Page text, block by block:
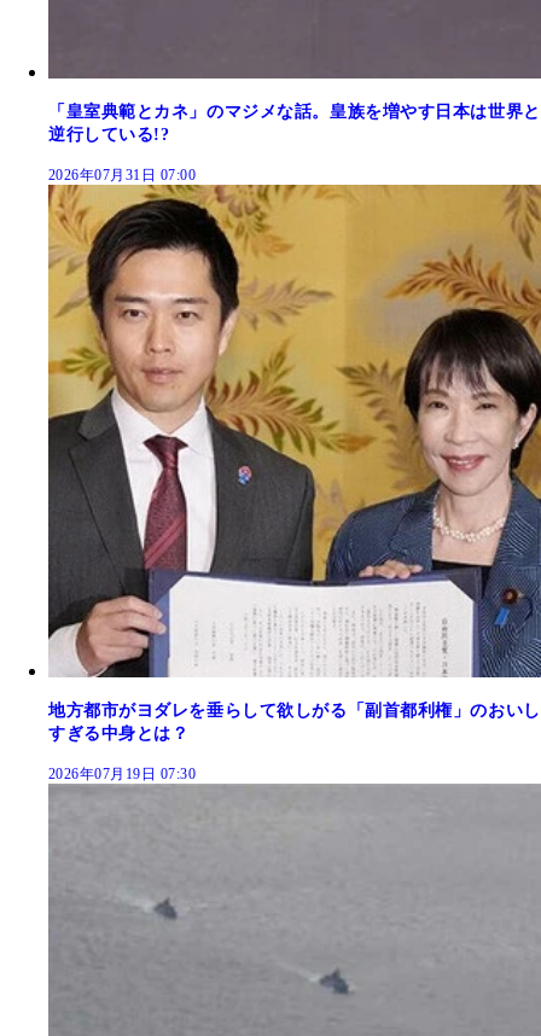
「皇室典範とカネ」のマジメな話。皇族を増やす日本は世界と
逆行している!?
2026年07月31日 07:00
地方都市がヨダレを垂らして欲しがる「副首都利権」のおいし
すぎる中身とは？
2026年07月19日 07:30